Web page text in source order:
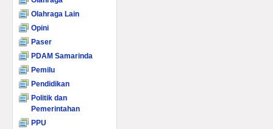
Olahraga Lain
Opini
Paser
PDAM Samarinda
Pemilu
Pendidikan
Politik dan
Pemerintahan
PPU